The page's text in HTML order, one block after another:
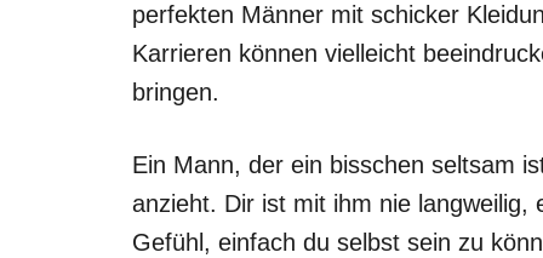
perfekten Männer mit schicker
Karrieren können vielleicht
bringen.
Ein Mann, der ein bisschen seltsam
anzieht. Dir ist mit ihm nie
Gefühl, einfach du selbst sein zu